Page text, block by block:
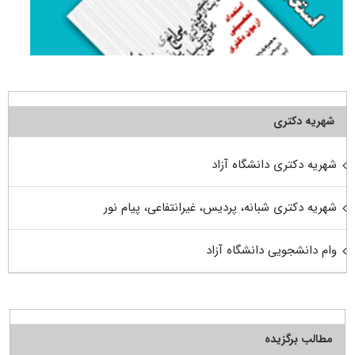
شهریه دکتری
شهریه دکتری دانشگاه آزاد
شهریه دکتری شبانه، پردیس، غیرانتفاعی، پیام نور
وام دانشجویی دانشگاه آزاد
مطالب برگزیده